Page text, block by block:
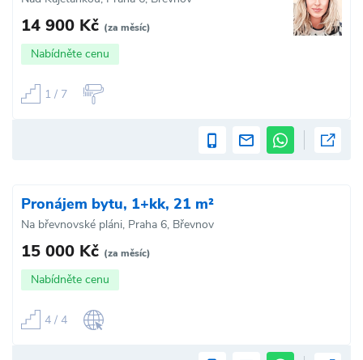
14 900 Kč (za měsíc)
Nabídněte cenu
1 / 7
Pronájem bytu, 1+kk, 21 m²
Na břevnovské pláni, Praha 6, Břevnov
15 000 Kč (za měsíc)
Nabídněte cenu
4 / 4